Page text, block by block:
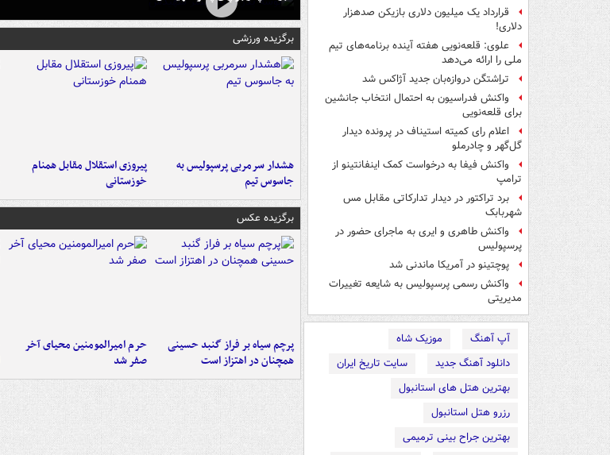
قرارداد یک میلیون دلاری بازیکن صدهزار
دلاری!
علوی: قلعه‌نویی هفته آینده برنامه‌های تیم
ملی را ارائه می‌دهد
تراِشتگن دروازه‌بان جدید آژاکس شد
واکنش فدراسیون به احتمال انتخاب جانشین
برای قلعه‌نویی
اعلام رای کمیته استیناف در پرونده دیدار
گل‌گهر و چادرملو
واکنش فیفا به درخواست کمک اینفانتینو از
ترامپ
برد تراکتور در دیدار تدارکاتی مقابل مس
شهربابک
واکنش طاهری و ایری به ماجرای حضور در
پرسپولیس
پوچتینو در آمریکا ماندنی شد
واکنش رسمی پرسپولیس به شایعه تغییرات
مدیریتی
آپ آهنگ
موزیک شاه
دانلود آهنگ جدید
سایت تاریخ ایران
بهترین هتل های استانبول
رزرو هتل استانبول
بهترین جراح بینی ترمیمی
برگزیده ورزشی
هشدار سرمربی پرسپولیس به
جاسوس تیم
پیروزی استقلال مقابل همنام
خوزستانی
برگزیده عکس
پرچم سیاه بر فراز گنبد حسینی
همچنان در اهتزاز است
حرم امیرالمومنین محیای آخر
صفر شد